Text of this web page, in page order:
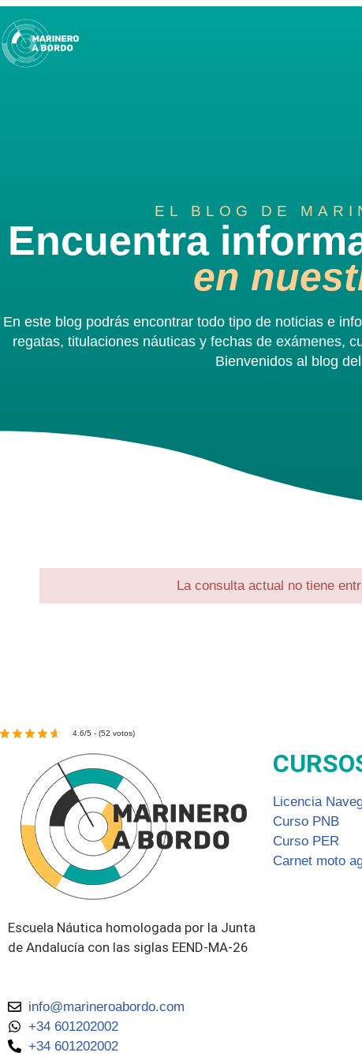
Saltar
al
EL BLOG DE
Encuentra
en
En este blog podrás encontrar todo tipo de noticias e
regatas, titulaciones náuticas y fechas de exámenes,
Bienvenidos al blog
La consulta actual no tiene
4.6/5 - (52 votos)
Escuela Náutica homologada por la Junta
de Andalucía con las siglas EEND-MA-26
info@marineroabordo.com
+34 601202002
+34 601202002
Licencia
Curso PNB
Curso PER
Carnet moto